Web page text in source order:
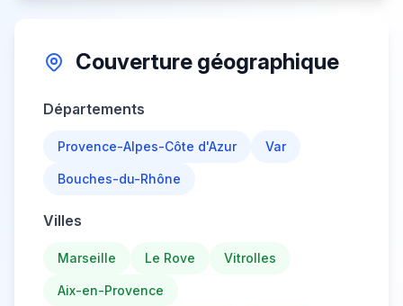
Couverture géographique
Départements
Provence-Alpes-Côte d'Azur Var
Bouches-du-Rhône
Villes
Marseille Le Rove Vitrolles
Aix-en-Provence